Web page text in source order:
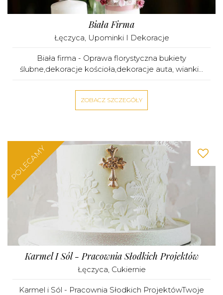
Biała Firma
Łęczyca, Upominki I Dekoracje
Biała firma - Oprawa florystyczna bukiety
ślubne,dekoracje kościoła,dekoracje auta, wianki...
ZOBACZ SZCZEGÓŁY
POLECAMY
Karmel I Sól - Pracownia Słodkich Projektów
Łęczyca, Cukiernie
Karmel i Sól - Pracownia Słodkich ProjektówTwoje